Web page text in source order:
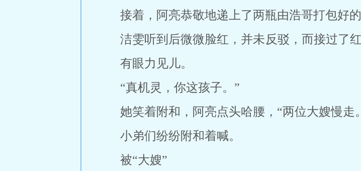
接着，阿亮恭敬地递上了两瓶由浩哥打包好
洁雯听到后微微脸红，并未反驳，而接过了
有眼力见儿。
“真机灵，你这孩子。”
她笑着附和，阿亮点头哈腰，“两位大嫂慢走
小弟们纷纷附和着喊。
被“大嫂”